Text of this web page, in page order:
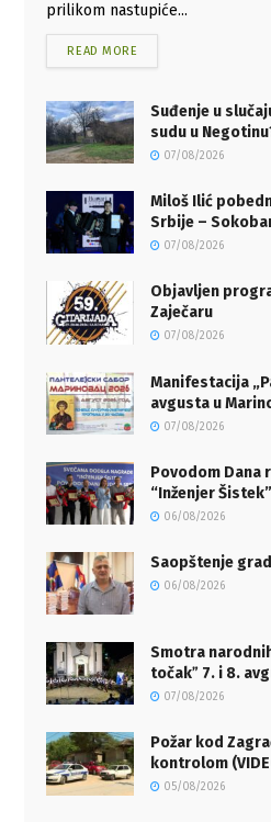
prilikom nastupiće...
READ MORE
Suđenje u
sudu u
07/08/2026
Miloš Ilić
Srbije –
07/08/2026
Objavljen
Zaječaru
07/08/2026
Manifestacija
avgusta u
07/08/2026
Povodom Dana
“Inženjer
06/08/2026
Saopštenje
06/08/2026
Smotra
točakˮ 7. i 8.
07/08/2026
Požar kod
kontrolom
05/08/2026